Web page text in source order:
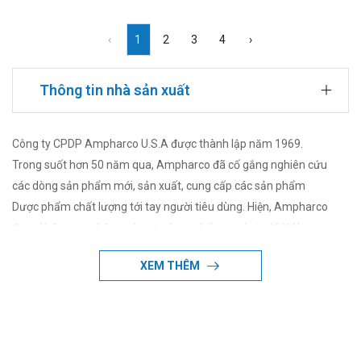
‹ 1 2 3 4 ›
Thông tin nhà sản xuất
Công ty CPDP Ampharco U.S.A được thành lập năm 1969.
Trong suốt hơn 50 năm qua, Ampharco đã cố gắng nghiên cứu
các dòng sản phẩm mới, sản xuất, cung cấp các sản phẩm
Dược phẩm chất lượng tới tay người tiêu dùng. Hiện, Ampharco
đang là 1 trong những công ty dược phẩm uy tín tại Việt Nam.
XEM THÊM